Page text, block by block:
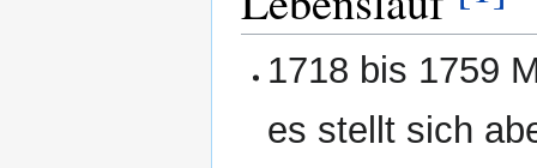
1718 bis 1759
es stellt sich